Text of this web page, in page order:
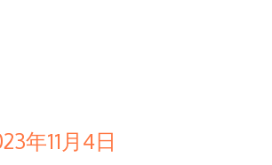
年11月4日